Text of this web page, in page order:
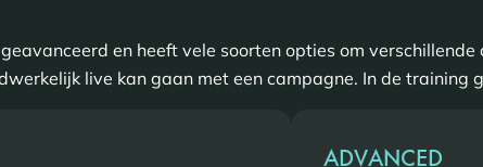
en heeft vele soorten opties om
live kan gaan met een campagne. In de training
ADVANCED